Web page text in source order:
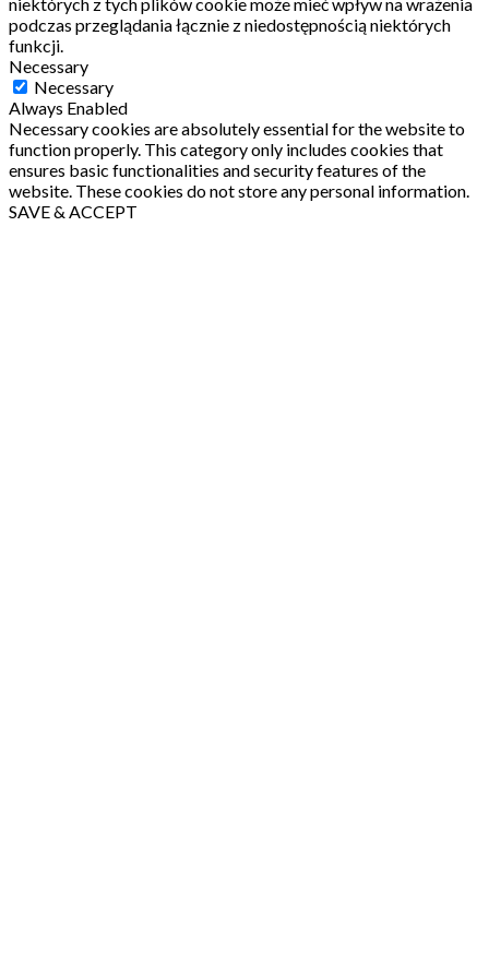
podczas przeglądania łącznie z niedostępnością niektórych
funkcji.
Necessary
Necessary
Always Enabled
Necessary cookies are absolutely essential for the website to
function properly. This category only includes cookies that
ensures basic functionalities and security features of the
website. These cookies do not store any personal information.
SAVE & ACCEPT